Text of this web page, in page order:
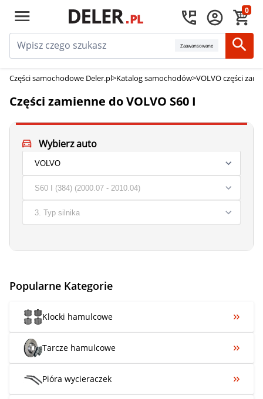
0
Zaawansowane
Części samochodowe Deler.pl>Katalog samochodów>VOLVO części
Części zamienne do VOLVO S60 I
Wybierz auto
Popularne Kategorie
Klocki hamulcowe
Tarcze hamulcowe
Pióra wycieraczek